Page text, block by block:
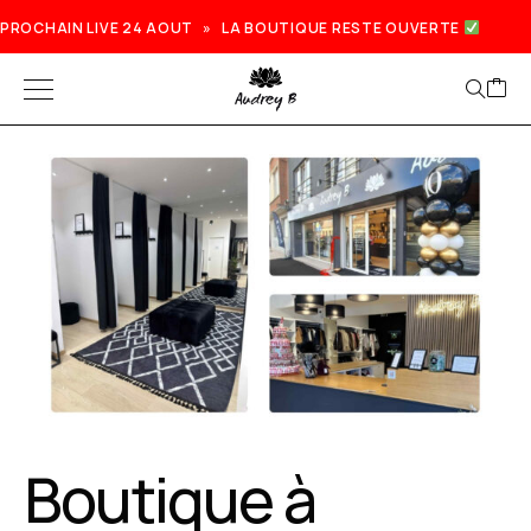
PROCHAIN LIVE 24 AOUT » LA BOUTIQUE RESTE OUVERTE
Prochain live lundi